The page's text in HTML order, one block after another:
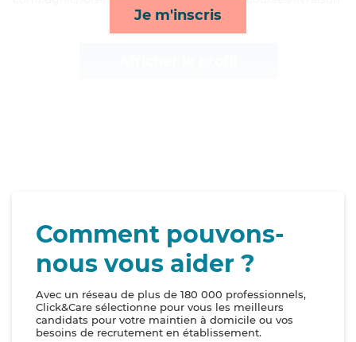
Je m'inscris
Comment pouvons-
nous vous aider ?
Avec un réseau de plus de 180 000 professionnels,
Click&Care sélectionne pour vous les meilleurs
candidats pour votre maintien à domicile ou vos
besoins de recrutement en établissement.